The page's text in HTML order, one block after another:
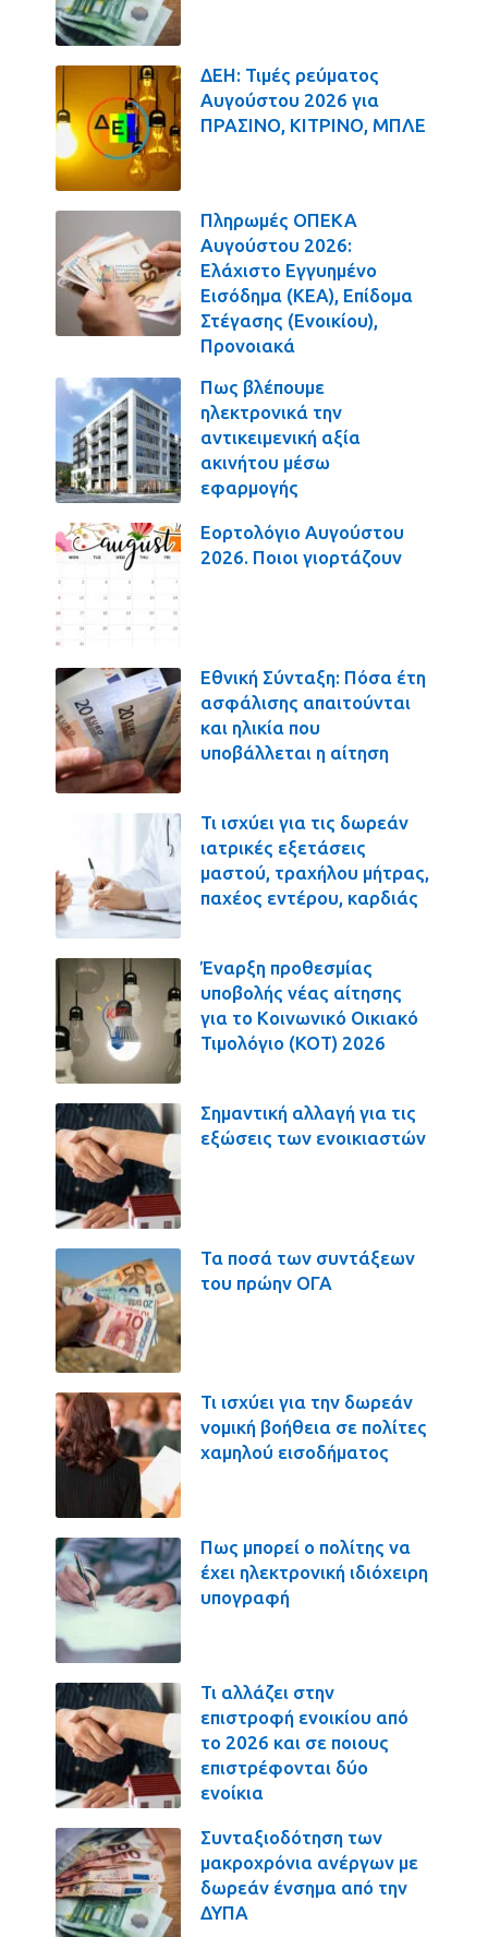
ΔΕΗ: Τιμές ρεύματος
Αυγούστου 2026 για
ΠΡΑΣΙΝΟ, ΚΙΤΡΙΝΟ, ΜΠΛΕ
Πληρωμές ΟΠΕΚΑ
Αυγούστου 2026:
Ελάχιστο Εγγυημένο
Εισόδημα (ΚΕΑ), Επίδομα
Στέγασης (Ενοικίου),
Προνοιακά
Πως βλέπουμε
ηλεκτρονικά την
αντικειμενική αξία
ακινήτου μέσω
εφαρμογής
Εορτολόγιο Αυγούστου
2026. Ποιοι γιορτάζουν
Εθνική Σύνταξη: Πόσα έτη
ασφάλισης απαιτούνται
και ηλικία που
υποβάλλεται η αίτηση
Τι ισχύει για τις δωρεάν
ιατρικές εξετάσεις
μαστού, τραχήλου μήτρας,
παχέος εντέρου, καρδιάς
Έναρξη προθεσμίας
υποβολής νέας αίτησης
για το Κοινωνικό Οικιακό
Τιμολόγιο (ΚΟΤ) 2026
Σημαντική αλλαγή για τις
εξώσεις των ενοικιαστών
Τα ποσά των συντάξεων
του πρώην ΟΓΑ
Τι ισχύει για την δωρεάν
νομική βοήθεια σε πολίτες
χαμηλού εισοδήματος
Πως μπορεί ο πολίτης να
έχει ηλεκτρονική ιδιόχειρη
υπογραφή
Τι αλλάζει στην
επιστροφή ενοικίου από
το 2026 και σε ποιους
επιστρέφονται δύο
ενοίκια
Συνταξιοδότηση των
μακροχρόνια ανέργων με
δωρεάν ένσημα από την
ΔΥΠΑ